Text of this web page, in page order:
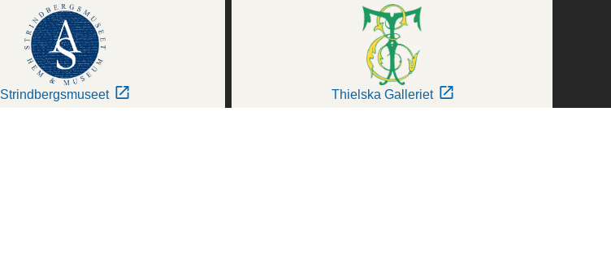
Strindbergsmuseet Thielska Galleriet